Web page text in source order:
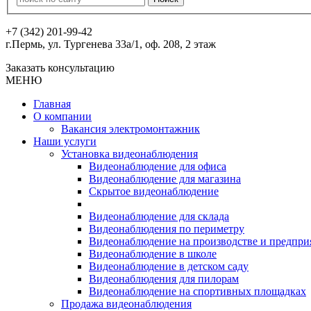
+7 (342) 201-99-42
г.Пермь, ул. Тургенева 33а/1, оф. 208, 2 этаж
Заказать консультацию
МЕНЮ
Главная
О компании
Вакансия электромонтажник
Наши услуги
Установка видеонаблюдения
Видеонаблюдение для офиса
Видеонаблюдение для магазина
Скрытое видеонаблюдение
Видеонаблюдение для склада
Видеонаблюдения по периметру
Видеонаблюдение на производстве и
Видеонаблюдение в школе
Видеонаблюдение в детском саду
Видеонаблюдения для пилорам
Видеонаблюдение на спортивных площадках
Продажа видеонаблюдения